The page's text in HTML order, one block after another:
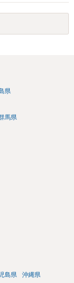
てしまいました。下
ますが、少なくと
勾留されるケース
は不起訴ないし各
県
馬県
島県 沖縄県